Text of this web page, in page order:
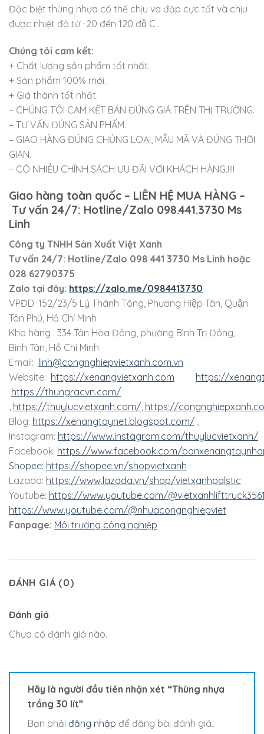
Đặc biệt thùng nhựa có thể chịu va đập cực tốt và chịu
được nhiệt độ từ -20 đến 120 độ C .
Chúng tôi cam kết:
+ Chất lượng sản phẩm tốt nhất.
+ Sản phẩm 100% mới.
+ Giá thành tốt nhất.
– CHÚNG TÔI CAM KẾT BÁN ĐÚNG GIÁ TRÊN THỊ TRƯỜNG.
– TƯ VẤN ĐÚNG SẢN PHẨM.
– GIAO HÀNG ĐÚNG CHỦNG LOẠI, MẪU MÃ VÀ ĐÚNG THỜI
GIAN.
– CÓ NHIỀU CHÍNH SÁCH ƯU ĐÃI VỚI KHÁCH HÀNG.!!!!
Giao hàng toàn quốc – LIÊN HỆ MUA HÀNG –
Tư vấn 24/7: Hotline/Zalo 098.441.3730 Ms
Linh
Công ty TNHH Sản Xuất Việt Xanh
Tư vấn 24/7: Hotline/Zalo 098 441 3730 Ms Linh hoặc
028 62790375
Zalo tại đây: https://zalo.me/0984413730
VPĐD: 152/23/5 Lý Thánh Tông, Phường Hiệp Tân, Quận
Tân Phú, Hồ Chí Minh
Kho hàng : 334 Tân Hòa Đông, phường Bình Trị Đông,
Bình Tân, Hồ Chí Minh
Email: linh@congnghiepvietxanh.com.vn
Website: https://xenangvietxanh.com
https://
https://thungracvn.com/
, https://thuylucvietxanh.com/, https://
Blog: https://xenangtaynet.blogspot.com/ ,
Instagram: https://www.instagram.com/thuylucvietxanh/
Facebook: https://www.facebook.com/
Shopee: https://shopee.vn/shopvietxanh
Lazada: https://www.lazada.vn/shop/vietxanhpalstic
Youtube: https://www.youtube.com/
https://www.youtube.com/@nhuacongnghiepviet
Fanpage: Môi trường công nghiệp
ĐÁNH GIÁ (0)
Đánh giá
Chưa có đánh giá nào.
Hãy là người đầu tiên nhận xét “Thùng nhựa
trắng 30 lít”
Bạn phải đăng nhập để đăng bài đánh giá.